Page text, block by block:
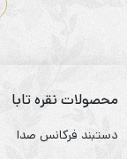
محصولات نقره تابا
دستبند فرکانس صدا